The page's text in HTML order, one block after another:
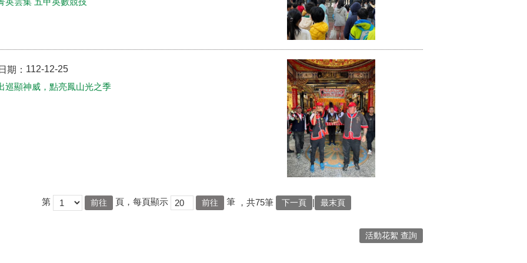
期： 112-12-25
巡顯神威，點亮鳳山光之季
第 頁，每頁顯示 筆 ，共75筆 下一頁 | 最末頁
活動花絮 查詢